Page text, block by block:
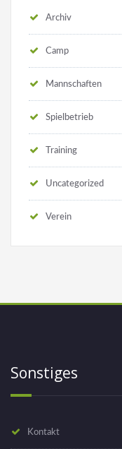
Archiv
Camp
Mannschaften
Spielbetrieb
Training
Uncategorized
Verein
Sonstiges
Kontakt